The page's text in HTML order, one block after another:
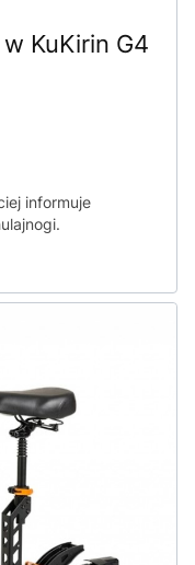
KuKirin G4
informuje